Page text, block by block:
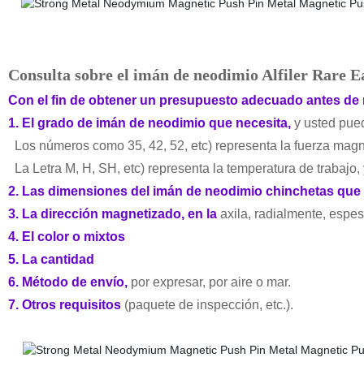
Consulta sobre el imán de neodimio Alfiler Rare
Con el fin de obtener un presupuesto adecuado antes
1. El grado de imán de neodimio que necesita,y usted
Los números como 35, 42, 52, etc) representa la fuerza
La Letra M, H, SH, etc) representa la temperatura de
2. Las dimensiones del imán de neodimio chinchetas que
3. La dirección magnetizado, en laaxila, radialmente,
4. El color o mixtos
5. La cantidad
6. Método de envío,por expresar, por aire o mar.
7. Otros requisitos(paquete de inspección, etc.).